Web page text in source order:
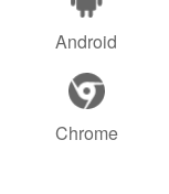
Android
Chrome